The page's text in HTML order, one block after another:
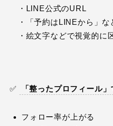
・LINE公式のURL
・「予約はLINEから」な
・絵文字などで視覚的に
✅ 「整ったプロフィール
フォロー率が上がる